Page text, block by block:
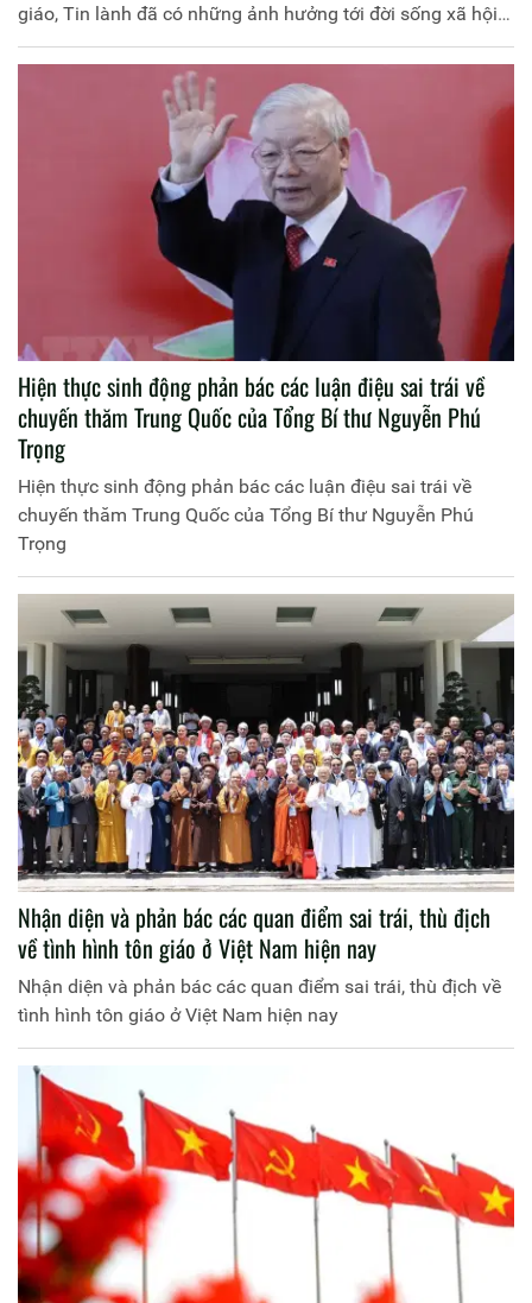
giáo, Tin lành đã có những ảnh hưởng tới đời sống xã hội
của người dân Việt Nam.
Hiện thực sinh động phản bác các luận điệu sai trái về
chuyến thăm Trung Quốc của Tổng Bí thư Nguyễn Phú
Trọng
Hiện thực sinh động phản bác các luận điệu sai trái về
chuyến thăm Trung Quốc của Tổng Bí thư Nguyễn Phú
Trọng
Nhận diện và phản bác các quan điểm sai trái, thù địch
về tình hình tôn giáo ở Việt Nam hiện nay
Nhận diện và phản bác các quan điểm sai trái, thù địch về
tình hình tôn giáo ở Việt Nam hiện nay